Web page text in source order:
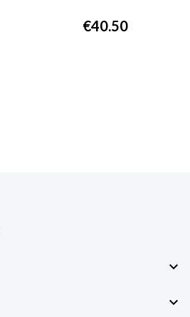
€40.50

